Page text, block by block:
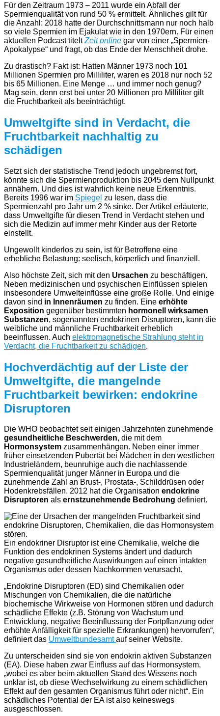
Für den Zeitraum 1973 – 2011 wurde ein Abfall der
Spermienqualität von rund 50 % ermittelt. Ähnliches gilt für
die Anzahl: 2018 hatte der Durchschnittsmann nur noch halb
so viele Spermien im Ejakulat wie in den 1970ern. Für einen
aktuellen Podcast titeltZeit online gar von einer „Spermien-
Apokalypse“ und fragt, ob das Ende der Menschheit drohe.
Zu drastisch? Fakt ist: Hatten Männer 1973 noch 101
Millionen Spermien pro Milliliter, waren es 2018 nur noch 52
bis 65 Millionen. Eine Menge … und immer noch genug?
Mag sein, denn erst bei unter 20 Millionen pro Milliliter gilt
die Fruchtbarkeit als beeinträchtigt.
Umweltgifte sind in Verdacht, die
Fruchtbarkeit nachhaltig zu
schädigen
Setzt sich der statistische Trend jedoch ungebremst fort,
könnte sich die Spermienproduktion bis 2045 dem Nullpunkt
annähern. Und dies ist wahrlich keine neue Erkenntnis.
Bereits 1996 war im Spiegel zu lesen, dass die
Spermienzahl pro Jahr um 2 % sinke. Der Artikel erläuterte,
dass Umweltgifte für diesen Trend in Verdacht stehen und
sich die Medizin auf immer mehr Kinder aus der Retorte
einstellt.
Ungewollt kinderlos zu sein, ist für Betroffene eine
erhebliche Belastung: seelisch, körperlich und finanziell.
Also höchste Zeit, sich mit den Ursachen zu beschäftigen.
Neben medizinischen und psychischen Einflüssen spielen
insbesondere Umwelteinflüsse eine große Rolle. Und einige
davon sind in Innenräumen zu finden. Eine erhöhte
Exposition gegenüber bestimmten hormonell wirksamen
Substanzen, sogenannten endokrinen Disruptoren, kann die
weibliche und männliche Fruchtbarkeit erheblich
beeinflussen. Auch elektromagnetische Strahlung steht in
Verdacht, die Fruchtbarkeit zu schädigen.
Hochverdächtig auf der Liste der
Umweltgifte, die mangelnde
Fruchtbarkeit bewirken: endokrine
Disruptoren
Die WHO beobachtet seit einigen Jahrzehnten zunehmende
gesundheitliche Beschwerden, die mit dem
Hormonsystem zusammenhängen. Neben einer immer
früher einsetzenden Pubertät bei Mädchen in den westlichen
Industrieländern, beunruhige auch die nachlassende
Spermienqualität junger Männer in Europa und die
zunehmende Zahl an Brust-, Prostata-, Schilddrüsen oder
Hodenkrebsfällen. 2012 hat die Organisation endokrine
Disruptoren als ernstzunehmende Bedrohung definiert.
Ein endokriner Disruptor ist eine Chemikalie, welche die
Funktion des endokrinen Systems ändert und dadurch
negative gesundheitliche Auswirkungen auf einen intakten
Organismus oder dessen Nachkommen verursacht.
„Endokrine Disruptoren (ED) sind Chemikalien oder
Mischungen von Chemikalien, die die natürliche
biochemische Wirkweise von Hormonen stören und dadurch
schädliche Effekte (z.B. Störung von Wachstum und
Entwicklung, negative Beeinflussung der Fortpflanzung oder
erhöhte Anfälligkeit für spezielle Erkrankungen) hervorrufen“,
definiert das Umweltbundesamtauf seiner Website.
Zu unterscheiden sind sie von endokrin aktiven Substanzen
(EA). Diese haben zwar Einfluss auf das Hormonsystem,
„wobei es aber beim aktuellen Stand des Wissens noch
unklar ist, ob diese Wechselwirkung zu einem schädlichen
Effekt auf den gesamten Organismus führt oder nicht“. Ein
schädliches Potential der EA ist also keineswegs
ausgeschlossen.